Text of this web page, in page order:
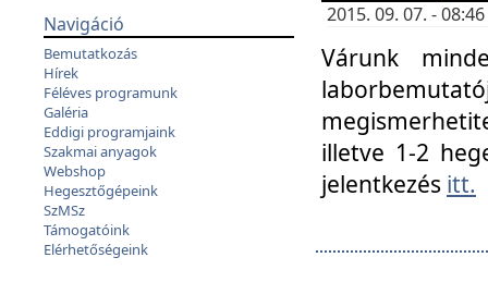
Navigáció
Bemutatkozás
Hírek
Féléves programunk
Galéria
Eddigi programjaink
Szakmai anyagok
Webshop
Hegesztőgépeink
SzMSz
Támogatóink
Elérhetőségeink
2015. 09. 07. -
Várunk
illetve 1-2
jelentkezés itt.